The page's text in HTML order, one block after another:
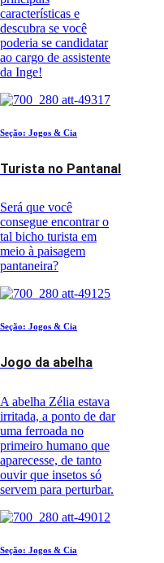
características e
descubra se você
poderia se candidatar
ao cargo de assistente
da Inge!
Seção: Jogos & Cia
Turista no Pantanal
Será que você
consegue encontrar o
tal bicho turista em
meio à paisagem
pantaneira?
Seção: Jogos & Cia
Jogo da abelha
A abelha Zélia estava
irritada, a ponto de dar
uma ferroada no
primeiro humano que
aparecesse, de tanto
ouvir que insetos só
servem para perturbar.
Seção: Jogos & Cia